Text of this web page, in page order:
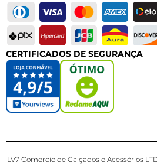
CERTIFICADOS DE SEGURANÇA
LV7 Comercio de Calçados e Acessórios